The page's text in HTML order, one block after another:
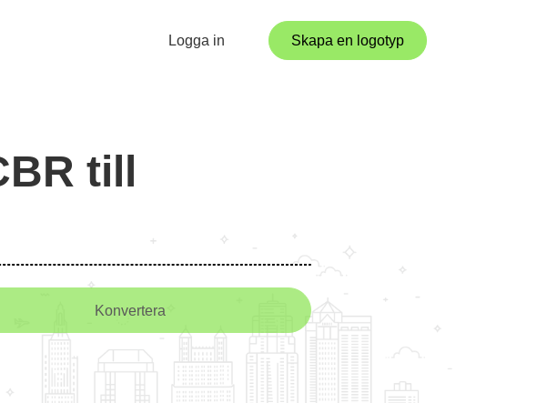
Logga in Skapa en logotyp
till
Konvertera